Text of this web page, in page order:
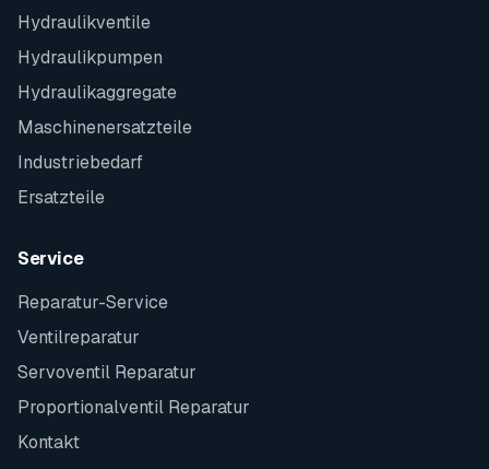
Hydraulikventile
Hydraulikpumpen
Hydraulikaggregate
Maschinenersatzteile
Industriebedarf
Ersatzteile
Service
Reparatur-Service
Ventilreparatur
Servoventil Reparatur
Proportionalventil Reparatur
Kontakt